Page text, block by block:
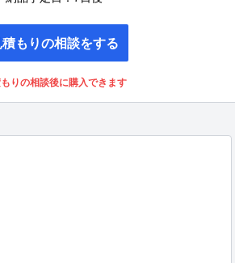
積もりの相談をする
もりの相談後に購入できます